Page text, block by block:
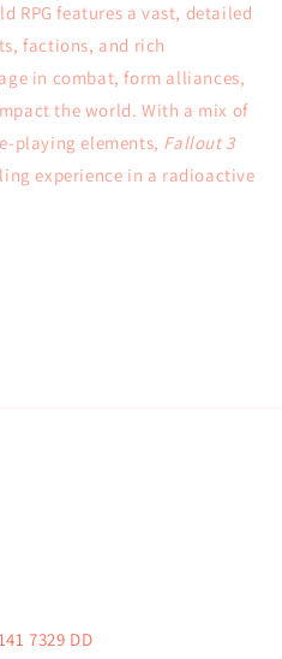
RPG features a vast, detailed
factions, and rich
in combat, form alliances,
the world. With a mix of
playing elements, Fallout 3
experience in a radioactive
7329 DD